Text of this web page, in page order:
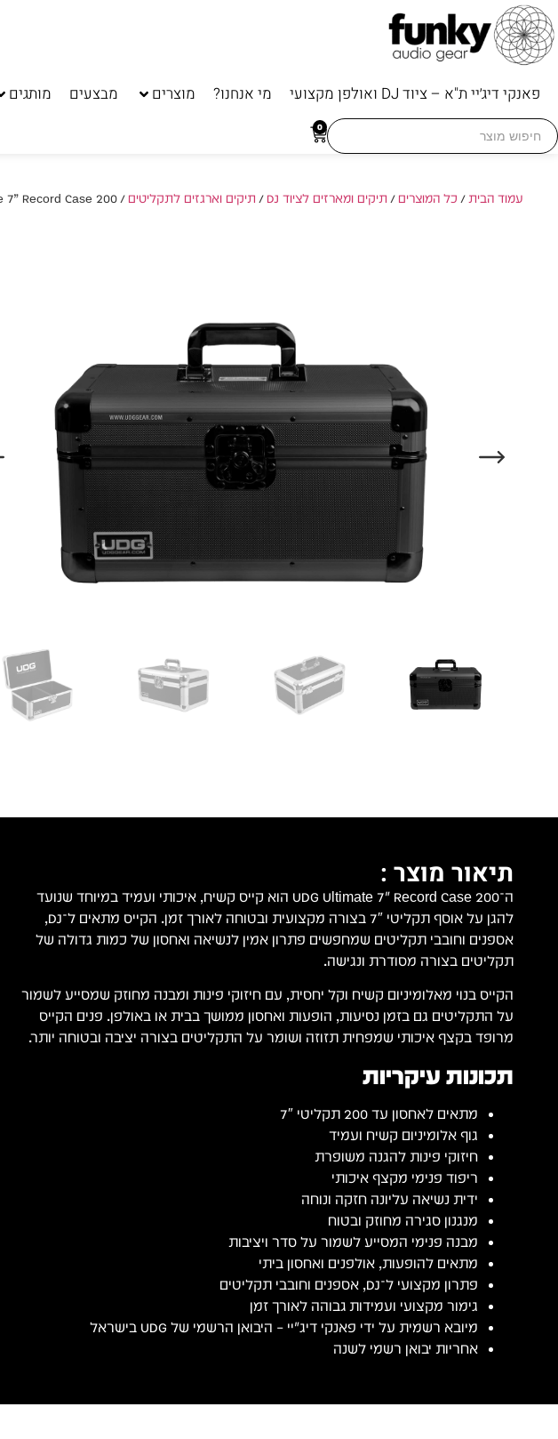
פאנקי דיג׳יי ת"א – ציוד DJ ואולפן מקצועי מי אנחנו? מוצרים מבצעים מותגים
Search
for:
0
עמוד הבית/ כל המוצרים / תיקים ומארזים לציוד DJ / תיקים וארגזים לתקליטים / UDG Ultimate 7” Record Case 200 קייס לתקליטים
תיאור מוצר :
ה־UDG Ultimate 7" Record Case 200 הוא קייס קשיח, איכותי ועמיד במיוחד שנועד
להגן על אוסף תקליטי ‎7″‎ בצורה מקצועית ובטוחה לאורך זמן. הקייס מתאים ל־DJ,
אספנים וחובבי תקליטים שמחפשים פתרון אמין לנשיאה ואחסון של כמות גדולה של
תקליטים בצורה מסודרת ונגישה.
הקייס בנוי מאלומיניום קשיח וקל יחסית, עם חיזוקי פינות ומבנה מחוזק שמסייע לשמור
על התקליטים גם בזמן נסיעות, הופעות ואחסון ממושך בבית או באולפן. פנים הקייס
מרופד בקצף איכותי שמפחית תזוזה ושומר על התקליטים בצורה יציבה ובטוחה יותר.
תכונות עיקריות
מתאים לאחסון עד ‎200‎ תקליטי ‎7″‎
גוף אלומיניום קשיח ועמיד
חיזוקי פינות להגנה משופרת
ריפוד פנימי מקצף איכותי
ידית נשיאה עליונה חזקה ונוחה
מנגנון סגירה מחוזק ובטוח
מבנה פנימי המסייע לשמור על סדר ויציבות
מתאים להופעות, אולפנים ואחסון ביתי
פתרון מקצועי ל־DJ, אספנים וחובבי תקליטים
גימור מקצועי ועמידות גבוהה לאורך זמן
מיובא רשמית על ידי פאנקי דיג׳יי – היבואן הרשמי של UDG בישראל
אחריות יבואן רשמי לשנה